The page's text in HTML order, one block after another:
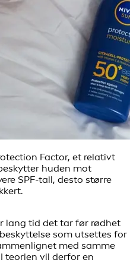
Factor, et relativt
huden mot
SPF-tall, desto større
lang tid det tar før rødhet
som utsettes for
med samme
teorien vil derfor en